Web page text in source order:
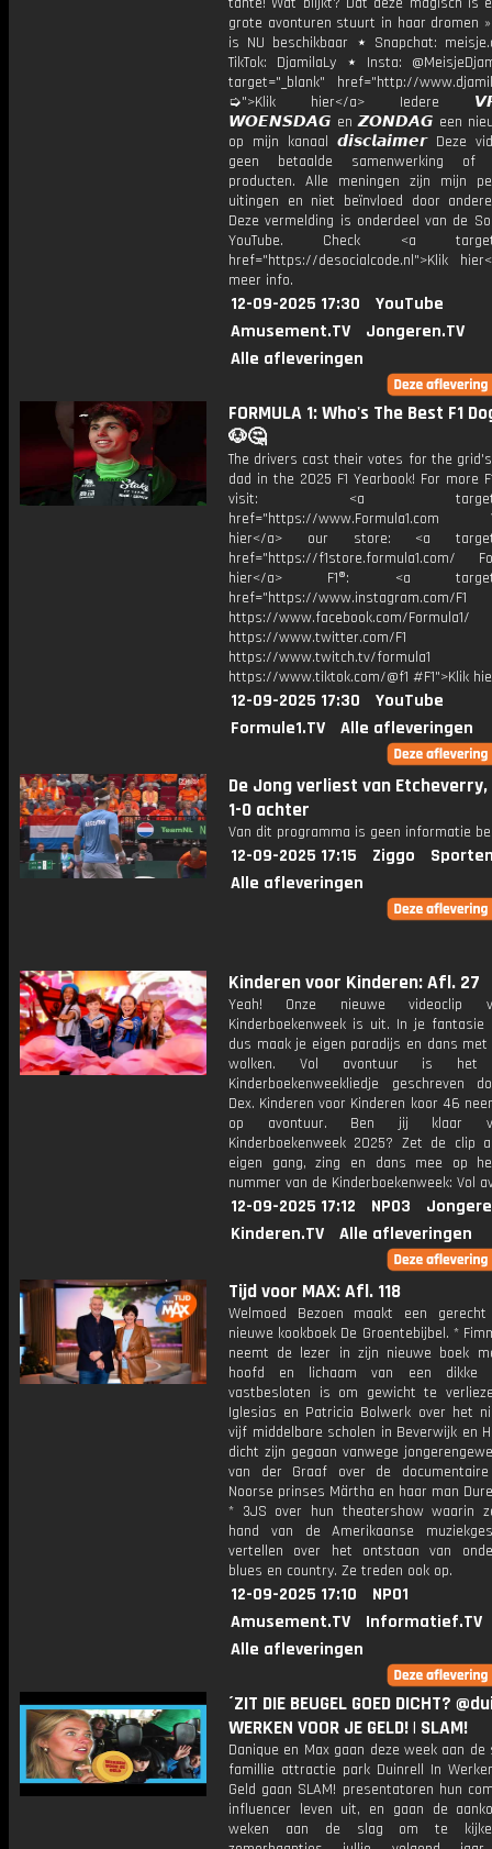
grote avonturen stuurt in haar dromen
is NU beschikbaar ⋆ Snapchat:
TikTok: DjamilaLy ⋆ Insta:
target="_blank" href="http://
➭">Klik hier</a> Iedere
𝙒𝙊𝙀𝙉𝙎𝘿𝘼𝙂 en 𝙕𝙊𝙉𝘿𝘼𝙂 een
op mijn kanaal 𝙙𝙞𝙨𝙘𝙡𝙖𝙞𝙢𝙚𝙧 Deze
geen betaalde samenwerking of
producten. Alle meningen zijn mijn
uitingen en niet beïnvloed door
Deze vermelding is onderdeel van de
YouTube. Check <a
href="https://desocialcode.nl">Klik
meer info.
12-09-2025 17:30
YouTube
Amusement.TV
Jongeren.TV
Alle afleveringen
FORMULA 1: Who's The Best F1
🐶🤔
The drivers cast their votes for the
dad in the 2025 F1 Yearbook! For more
visit: <a
href="https://www.Formula1.com
hier</a> our store: <a
href="https://f1store.formula1.com/
hier</a> F1®: <a
href="https://www.instagram.com/F1
https://www.facebook.com/Formula1/
https://www.twitter.com/F1
https://www.twitch.tv/formula1
https://www.tiktok.com/@f1 #F1">Klik
12-09-2025 17:30
YouTube
Formule1.TV
Alle afleveringen
De Jong verliest van Etcheverry,
1-0 achter
Van dit programma is geen informatie
12-09-2025 17:15 Ziggo
Alle afleveringen
Kinderen voor Kinderen: Afl. 27
Yeah! Onze nieuwe videoclip
Kinderboekenweek is uit. In je fantasie
dus maak je eigen paradijs en dans
wolken. Vol avontuur is het
Kinderboekenweekliedje geschreven
Dex. Kinderen voor Kinderen koor 46
op avontuur. Ben jij klaar
Kinderboekenweek 2025? Zet de clip
eigen gang, zing en dans mee op
nummer van de Kinderboekenweek: Vol
12-09-2025 17:12 NPO3
Kinderen.TV
Alle afleveringen
Tijd voor MAX: Afl. 118
Welmoed Bezoen maakt een
nieuwe kookboek De Groentebijbel. *
neemt de lezer in zijn nieuwe boek
hoofd en lichaam van een dikke
vastbesloten is om gewicht te
Iglesias en Patricia Bolwerk over het
vijf middelbare scholen in Beverwijk en
dicht zijn gegaan vanwege
van der Graaf over de
Noorse prinses Märtha en haar man
* 3JS over hun theatershow waarin
hand van de Amerikaanse
vertellen over het ontstaan van
blues en country. Ze treden ook op.
12-09-2025 17:10
NPO1
Amusement.TV
Informatief.TV
Alle afleveringen
´ZIT DIE BEUGEL GOED DICHT?
WERKEN VOOR JE GELD! | SLAM!
Danique en Max gaan deze week aan
famillie attractie park Duinrell In
Geld gaan SLAM! presentatoren hun
influencer leven uit, en gaan de
weken aan de slag om te